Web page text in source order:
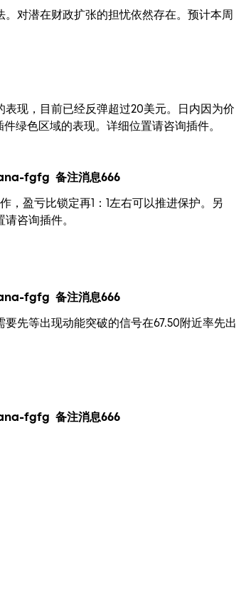
对潜在财政扩张的担忧依然存在。预计本周
现，目前已经反弹超过20美元。日内因为价
绿色区域的表现。详细位置请咨询插件。
fgfg 备注消息666
，盈亏比锁定再1：1左右可以推进保护。另
咨询插件。
fgfg 备注消息666
先等出现动能突破的信号在67.50附近率先出
fgfg 备注消息666